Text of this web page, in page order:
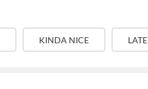
KINDA NICE LATE